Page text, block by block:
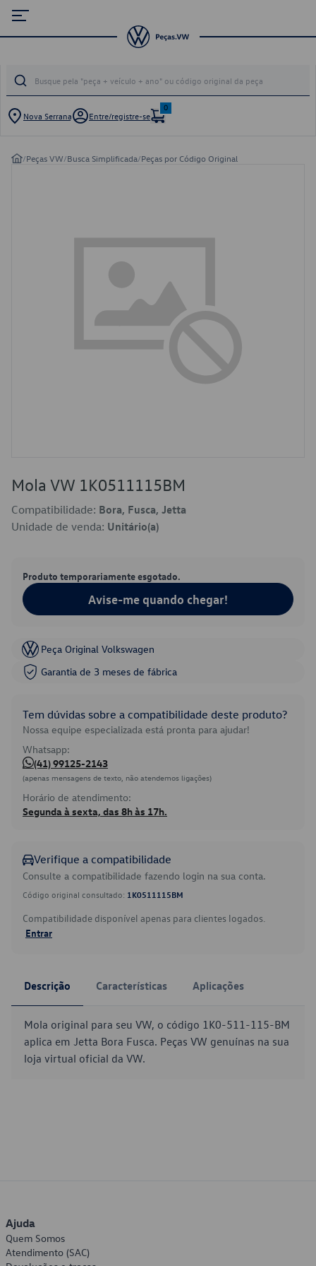
Nova Serrana Entre/registre-se
0
/Peças VW/Busca Simplificada/Peças por Código Original
Mola VW 1K0511115BM
Compatibilidade: Bora, Fusca, Jetta
Unidade de venda: Unitário(a)
Produto temporariamente esgotado.
Avise-me quando chegar!
Peça Original Volkswagen
Garantia de 3 meses de fábrica
Tem dúvidas sobre a compatibilidade deste produto?
Nossa equipe especializada está pronta para ajudar!
Whatsapp:
(41) 99125-2143
(apenas mensagens de texto, não atendemos ligações)
Horário de atendimento:
Segunda à sexta, das 8h às 17h.
Verifique a compatibilidade
Consulte a compatibilidade fazendo login na sua conta.
Código original consultado: 1K0511115BM
Compatibilidade disponível apenas para clientes logados.
Entrar
Descrição Características Aplicações
Mola original para seu VW, o código 1K0-511-115-BM
aplica em Jetta Bora Fusca. Peças VW genuínas na sua
loja virtual oficial da VW.
Ajuda
Quem Somos
Atendimento (SAC)